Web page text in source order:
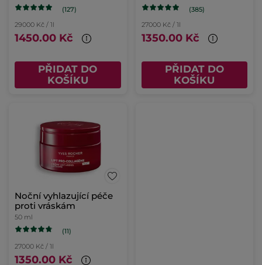
(127)
29000 Kč / 1l
1450.00 Kč
PŘIDAT DO
KOŠÍKU
(385)
27000 Kč / 1l
1350.00 Kč
PŘIDAT DO
KOŠÍKU
Noční vyhlazující péče
proti vráskám
50 ml
(11)
27000 Kč / 1l
1350.00 Kč